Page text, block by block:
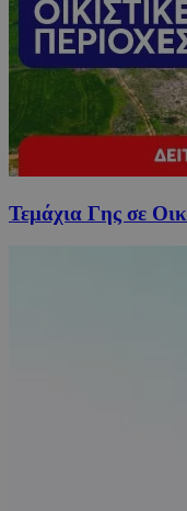
Τεμάχια Γης σε